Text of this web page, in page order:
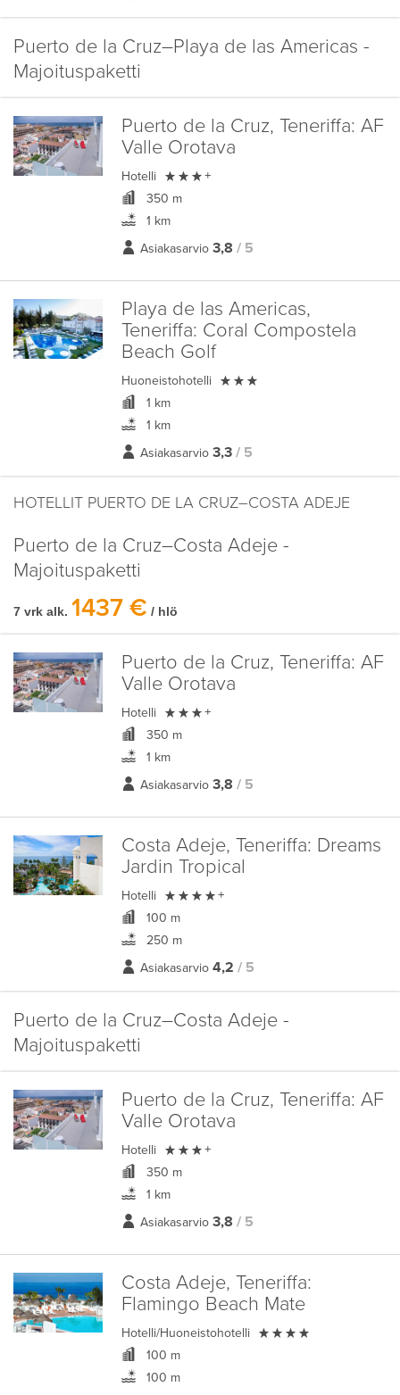
Puerto de la Cruz–Playa de las Americas -
Majoituspaketti
Puerto de la Cruz, Teneriffa: AF
Valle Orotava
Hotelli  +
350 m
1 km
Asiakasarvio 3,8 / 5
Playa de las Americas,
Teneriffa: Coral Compostela
Beach Golf
Huoneistohotelli 
1 km
1 km
Asiakasarvio 3,3 / 5
HOTELLIT PUERTO DE LA CRUZ–COSTA ADEJE
Puerto de la Cruz–Costa Adeje -
Majoituspaketti
7 vrk alk. 1437 € / hlö
Puerto de la Cruz, Teneriffa: AF
Valle Orotava
Hotelli  +
350 m
1 km
Asiakasarvio 3,8 / 5
Costa Adeje, Teneriffa: Dreams
Jardin Tropical
Hotelli  +
100 m
250 m
Asiakasarvio 4,2 / 5
Puerto de la Cruz–Costa Adeje -
Majoituspaketti
Puerto de la Cruz, Teneriffa: AF
Valle Orotava
Hotelli  +
350 m
1 km
Asiakasarvio 3,8 / 5
Costa Adeje, Teneriffa:
Flamingo Beach Mate
Hotelli/Huoneistohotelli 
100 m
100 m